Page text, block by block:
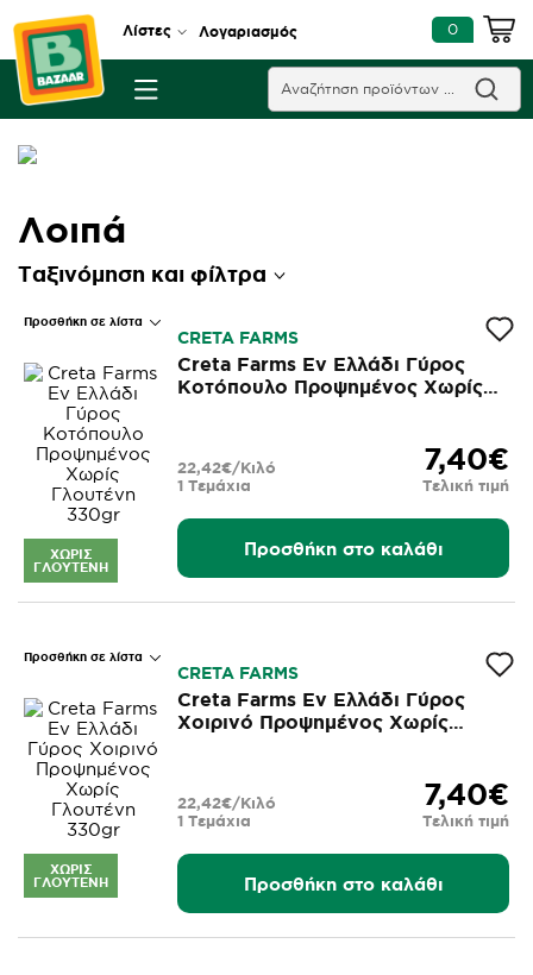
Λίστες Λογαριασμός 0
Λοιπά
Ταξινόμηση και φίλτρα
Προσθήκη σε λίστα
ΧΩΡΊΣ
ΓΛΟΥΤΈΝΗ
CRETA FARMS
Creta Farms Εν Ελλάδι Γύρος
Κοτόπουλο Προψημένος Χωρίς
7,40€
Τελική τιμή
1 Τεμάχια
22,42€/Κιλό
Προσθήκη στο καλάθι
Προσθήκη σε λίστα
ΧΩΡΊΣ
ΓΛΟΥΤΈΝΗ
CRETA FARMS
Creta Farms Εν Ελλάδι Γύρος
Χοιρινό Προψημένος Χωρίς
7,40€
Τελική τιμή
1 Τεμάχια
22,42€/Κιλό
Προσθήκη στο καλάθι